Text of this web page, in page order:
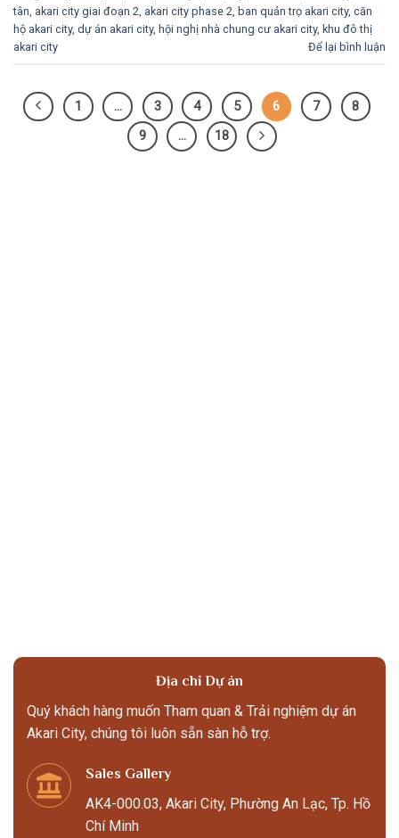
tân, akari city giai đoạn 2, akari city phase 2, ban quản trọ akari city, căn
hộ akari city, dự án akari city, hội nghị nhà chung cư akari city, khu đô thị
akari city
Để lại bình luận
1 … 3 4 5 6 7
8
9
… 18
Địa chỉ Dự án
Quý khách hàng muốn Tham quan & Trải nghiệm dự án
Akari City, chúng tôi luôn sẵn sàn hỗ trợ.
Sales Gallery
AK4-000.03, Akari City, Phường An Lạc, Tp. Hồ
Chí Minh